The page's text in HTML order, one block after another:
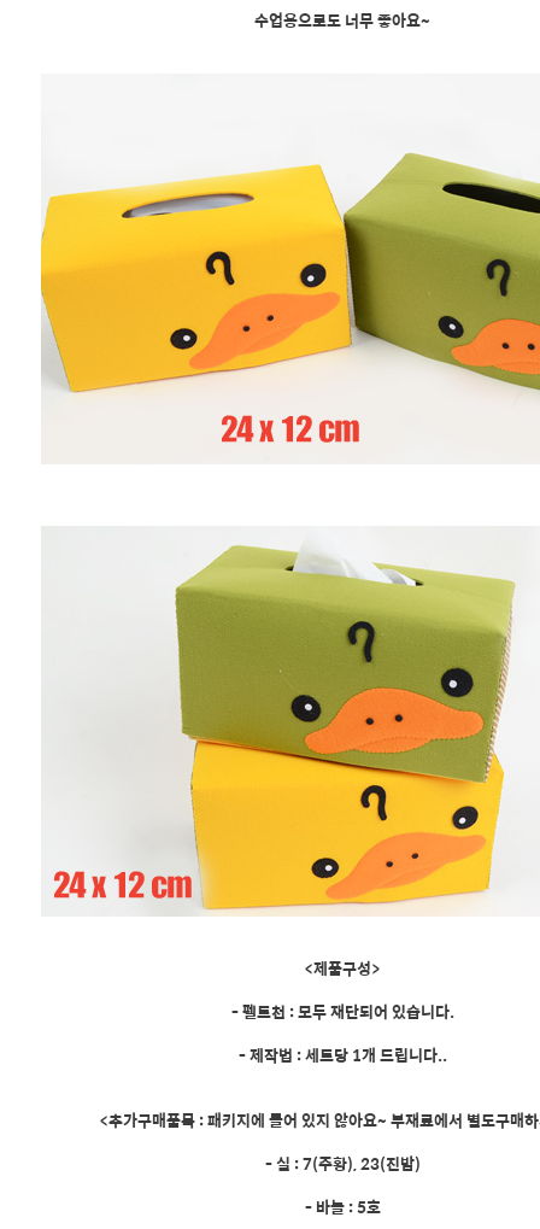
수업용으로도 너무 좋아요~
<제품구성>
- 펠트천 : 모두 재단되어 있습니다.
- 제작법 : 세트당 1개 드립니다..
<추가구매품목 : 패키지에 들어 있지 않아요~ 부재료에서 별도구매
- 실 : 7(주황), 23(진밤)
- 바늘 : 5호